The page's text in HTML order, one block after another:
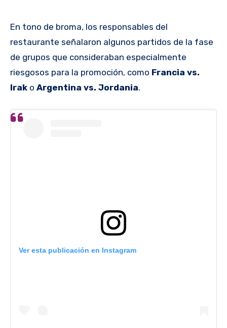
En tono de broma, los responsables del
restaurante señalaron algunos partidos de la fase
de grupos que consideraban especialmente
riesgosos para la promoción, como Francia vs.
Irak o Argentina vs. Jordania.
Ver esta publicación en Instagram